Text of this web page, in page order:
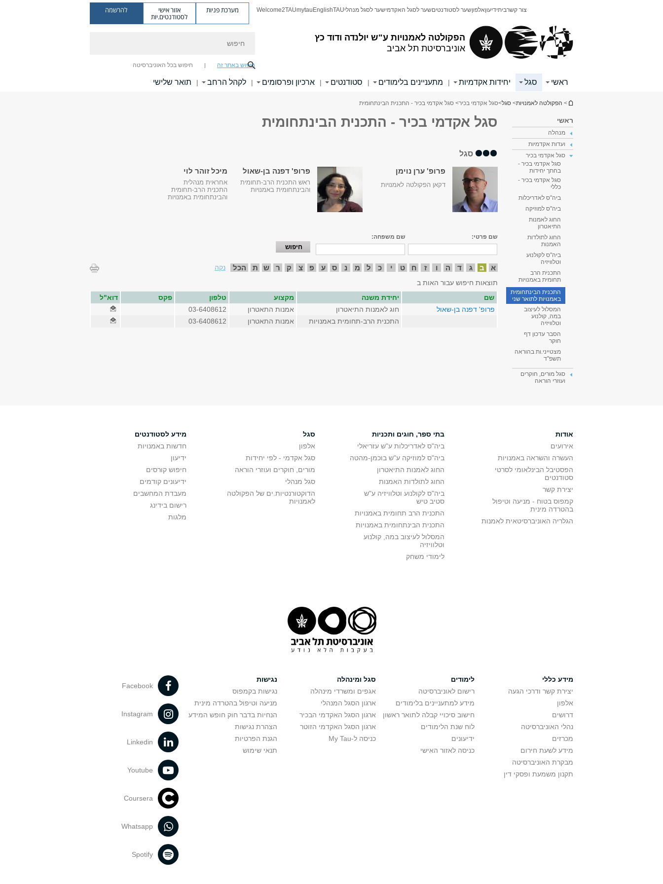
הפקולטה לאמנויות ע"ש יולנדה ודוד כץ
אוניברסיטת תל אביב
צור קשרביתידיעוןאלפוןשער לסטודנטיםשער לסגל האקדמישער לסגל מנהליTAU
English
mytau
Welcome2TAU מערכת פניות אזור אישי
לסטודנטים.יות
להרשמה
חיפוש באתר זה חיפוש בכל האוניברסיטה
ראשי סגל יחידות אקדמיות | מתעניינים בלימודים | סטודנטים | ארכיון ופרסומים | לקהל הרחב | תואר שלישי
הינך נמצא כאן
> הפקולטה לאמנויות> סגל>סגל אקדמי בכיר> סגל אקדמי בכיר - התכנית הבינתחומית
ראשי
מנהלה
ועדות אקדמיות
סגל אקדמי בכיר
סגל אקדמי בכיר -
בחתך יחידות
סגל אקדמי בכיר -
כללי
ביה"ס לאדריכלות
ביה"ס למוזיקה
החוג לאמנות
התיאטרון
החוג לתולדות
האמנות
ביה"ס לקולנוע
וטלוויזיה
התכנית הרב
תחומית באמנויות
התכנית הבינתחומית
באמנויות לתואר שני
המסלול לעיצוב
במה, קולנוע
וטלוויזיה
הסבר עדכון דף
חוקר
מצטייני.ות בהוראה
תשפ"ד
סגל מורים, חוקרים
ועוזרי הוראה
סגל אקדמי בכיר - התכנית הבינתחומית
סגל
פרופ' ערן נוימן
דקאן הפקולטה לאמנויות
פרופ' דפנה בן-שאול
ראש התכנית הרב-תחומית
והבינתחומית באמנויות
מיכל זוהר לוי
אחראית מנהלית
התכנית הרב-תחומית
והבינתחומית באמנויות
שם פרטי: שם משפחה:
א ב ג ד ה ו ז ח ט י כ ל מ נ ס ע פ צ ק ר ש ת הכל
נקה
תוצאות חיפוש עבור האות ב
שם
יחידת משנה מקצוע טלפון פקס
דוא"ל
פרופ' דפנה בן-שאול
חוג לאמנות התיאטרון אמנות התאטרון
03-6408612
התכנית הרב-תחומית באמנויות
אמנות התאטרון 03-6408612
אודות
אירועים
העשרה והשראה באמנויות
הפסטיבל הבינלאומי לסרטי
סטודנטים
יצירת קשר
קמפוס בטוח - מניעה וטיפול
בהטרדה מינית
הגלריה האוניברסיטאית לאמנות
בתי ספר, חוגים ותכניות
ביה"ס לאדריכלות ע"ש עזריאלי
ביה"ס למוזיקה ע"ש בוכמן-מהטה
החוג לאמנות התיאטרון
החוג לתולדות האמנות
ביה"ס לקולנוע וטלוויזיה ע"ש
סטיב טיש
התכנית הרב תחומית באמנויות
התכנית הבינתחומית באמנויות
המסלול לעיצוב במה, קולנוע
וטלוויזיה
לימודי משחק
סגל
אלפון
סגל אקדמי - לפי יחידות
מורים, חוקרים ועוזרי הוראה
סגל מנהלי
הדוקטורנטיות.ים של הפקולטה
לאמנויות
מידע לסטודנטים
חדשות באמנויות
ידיעון
חיפוש קורסים
ידיעונים קודמים
מעבדת המחשבים
רישום בידינג
מלגות
מידע כללי
יצירת קשר ודרכי הגעה
אלפון
דרושים
נהלי האוניברסיטה
מכרזים
מידע לשעת חירום
מבקרת האוניברסיטה
תקנון משמעת ופסקי דין
לימודים
רישום לאוניברסיטה
מידע למתעניינים בלימודים
חישוב סיכויי קבלה לתואר ראשון
לוח שנת הלימודים
ידיעונים
כניסה לאזור האישי
סגל ומינהלה
אגפים ומשרדי מינהלה
ארגון הסגל המנהלי
ארגון הסגל האקדמי הבכיר
ארגון הסגל האקדמי הזוטר
כניסה ל-My Tau
נגישות
נגישות בקמפוס
מניעה וטיפול בהטרדה מינית
הנחיות בדבר חוק חופש המידע
הצהרת נגישות
הגנת הפרטיות
תנאי שימוש
Facebook
Instagram
Linkedin
Youtube
Coursera
Whatsapp
Spotify